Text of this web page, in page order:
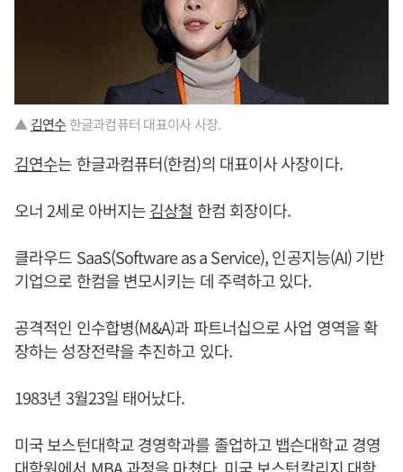
▲ 김연수 한글과컴퓨터 대표이사 사장.
김연수는 한글과컴퓨터(한컴)의 대표이사 사장이다.
오너 2세로 아버지는김상철 한컴 회장이다.
클라우드 SaaS(Software as a Service), 인공지능(AI) 기반
기업으로 한컴을 변모시키는 데 주력하고 있다.
공격적인 인수합병(M&A)과 파트너십으로 사업 영역을 확
장하는 성장전략을 추진하고 있다.
1983년 3월23일 태어났다.
미국 보스턴대학교 경영학과를 졸업하고 뱁슨대학교 경영